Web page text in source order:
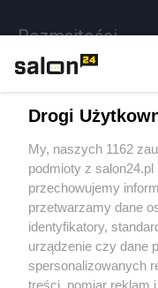
Rozmaitości
Sport
Społeczeństwo
Kultura
Drogi
My, naszych 1162
podmioty z
przechowujemy
przetwarzamy dane
identyfikatory,
urządzenie czy dane
spersonalizowanych
treści, pomiar reklam